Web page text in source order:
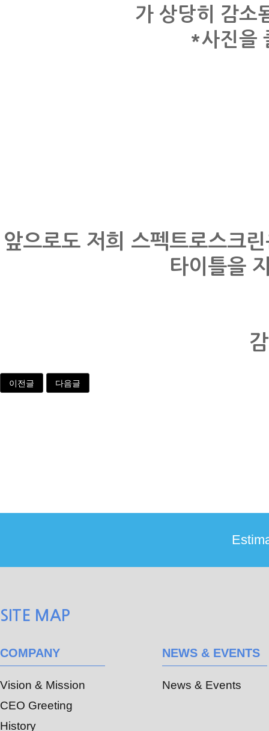
가 상당히 감소
*사진을
앞으로도 저희 스펙트로스크
타이틀을
이전글 다음글
SITE MAP
COMPANY
Vision & Mission
CEO Greeting
History
NEWS & EVENTS
News & Events